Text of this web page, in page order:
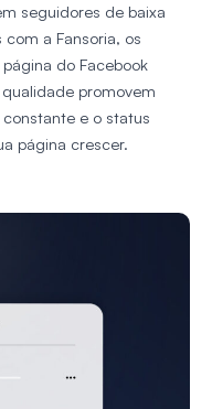
seguidores de baixa
a Fansoria, os
do Facebook
promovem
e o status
página crescer.